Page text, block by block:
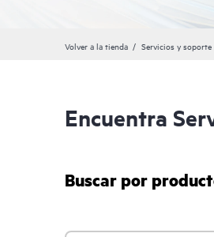
Volver a la tienda Servicios y soporte
Encuentra
Buscar por